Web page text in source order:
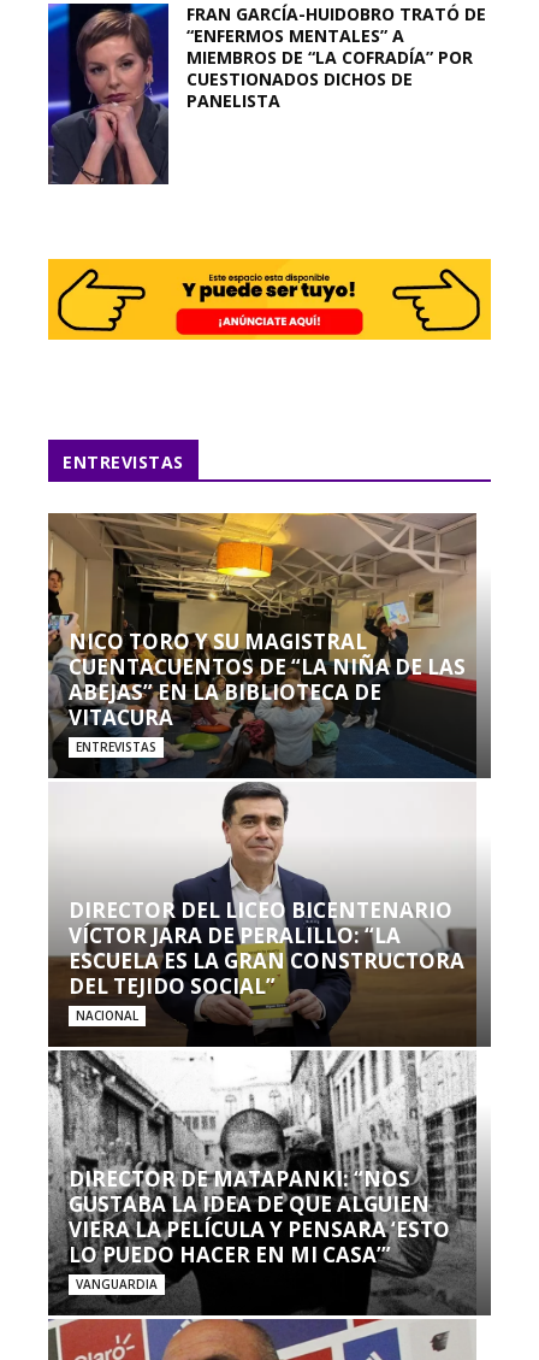
FRAN GARCÍA-HUIDOBRO TRATÓ DE
“ENFERMOS MENTALES” A
MIEMBROS DE “LA COFRADÍA” POR
CUESTIONADOS DICHOS DE
PANELISTA
ENTREVISTAS
NICO TORO Y SU MAGISTRAL
CUENTACUENTOS DE “LA NIÑA DE LAS
ABEJAS” EN LA BIBLIOTECA DE
VITACURA
ENTREVISTAS
DIRECTOR DEL LICEO BICENTENARIO
VÍCTOR JARA DE PERALILLO: “LA
ESCUELA ES LA GRAN CONSTRUCTORA
DEL TEJIDO SOCIAL”
NACIONAL
DIRECTOR DE MATAPANKI: “NOS
GUSTABA LA IDEA DE QUE ALGUIEN
VIERA LA PELÍCULA Y PENSARA ‘ESTO
LO PUEDO HACER EN MI CASA’”
VANGUARDIA